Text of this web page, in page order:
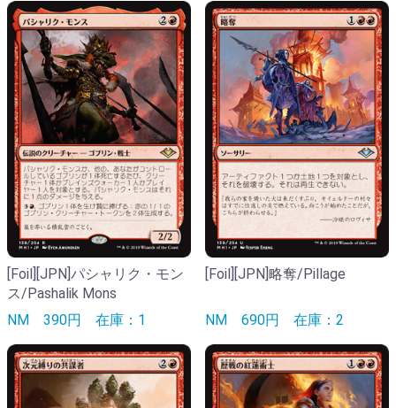
[Foil][JPN]パシャリク・モン
ス/Pashalik Mons
NM 390円 在庫：1
[Foil][JPN]略奪/Pillage
NM 690円 在庫：2